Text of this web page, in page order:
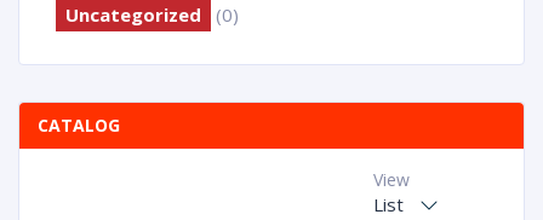
Uncategorized
(0)
CATALOG
View
List